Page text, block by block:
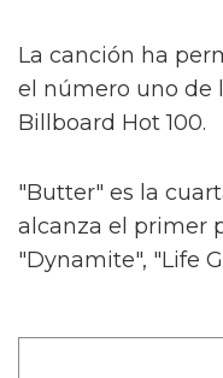
La canción ha
el número uno de
Billboard Hot 100.
"Butter" es la
alcanza el primer
"Dynamite", "Life